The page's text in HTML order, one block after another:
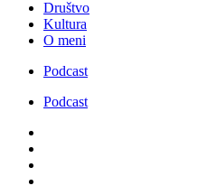
Društvo
Kultura
O meni
Podcast
Podcast